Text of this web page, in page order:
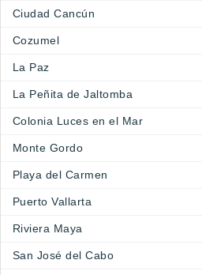
Ciudad Cancún
Cozumel
La Paz
La Peñita de Jaltomba
Colonia Luces en el Mar
Monte Gordo
Playa del Carmen
Puerto Vallarta
Riviera Maya
San José del Cabo